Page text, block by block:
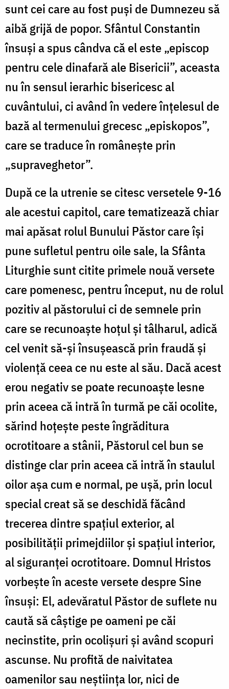
sunt cei care au fost puși de Dumnezeu să
aibă grijă de popor. Sfântul Constantin
însuși a spus cândva că el este „episcop
pentru cele dinafară ale Bisericii”, aceasta
nu în sensul ierarhic bisericesc al
cuvântului, ci având în vedere înțelesul de
bază al termenului grecesc „episkopos”,
care se traduce în românește prin
„supraveghetor”.
După ce la utrenie se citesc versetele 9-16
ale acestui capitol, care tematizează chiar
mai apăsat rolul Bunului Păstor care își
pune sufletul pentru oile sale, la Sfânta
Liturghie sunt citite primele nouă versete
care pomenesc, pentru început, nu de rolul
pozitiv al păstorului ci de semnele prin
care se recunoaște hoțul și tâlharul, adică
cel venit să-și însușească prin fraudă și
violență ceea ce nu este al său. Dacă acest
erou negativ se poate recunoaște lesne
prin aceea că intră în turmă pe căi ocolite,
sărind hoțește peste îngrăditura
ocrotitoare a stânii, Păstorul cel bun se
distinge clar prin aceea că intră în staulul
oilor așa cum e normal, pe ușă, prin locul
special creat să se deschidă făcând
trecerea dintre spațiul exterior, al
posibilității primejdiilor și spațiul interior,
al siguranței ocrotitoare. Domnul Hristos
vorbește în aceste versete despre Sine
însuși: El, adevăratul Păstor de suflete nu
caută să câștige pe oameni pe căi
necinstite, prin ocolișuri și având scopuri
ascunse. Nu profită de naivitatea
oamenilor sau neștiința lor, nici de